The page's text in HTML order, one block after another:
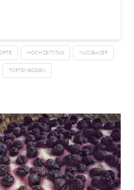
HOCHZEITSTAG NUSSBAISER
TORTENBODEN